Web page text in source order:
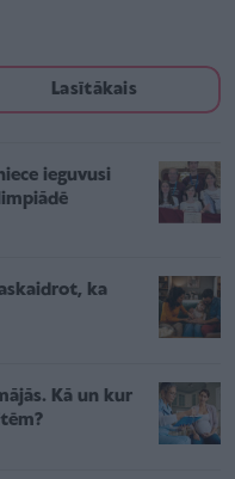
Lasītākais
ieguvusi
ka
Kā un kur